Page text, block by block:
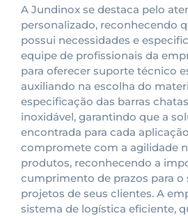
A Jundinox se destaca pelo
personalizado, reconhecendo
possui necessidades e
equipe de profissionais da
para oferecer suporte técnico
auxiliando na escolha do
especificação das barras
inoxidável, garantindo que a
encontrada para cada
compromete com a agilidade
produtos, reconhecendo a
cumprimento de prazos para o
projetos de seus clientes. A
sistema de logística eficiente,